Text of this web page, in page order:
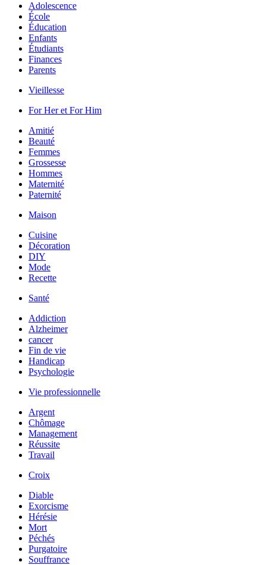
Adolescence
École
Éducation
Enfants
Étudiants
Finances
Parents
Vieillesse
For Her et For Him
Amitié
Beauté
Femmes
Grossesse
Hommes
Maternité
Paternité
Maison
Cuisine
Décoration
DIY
Mode
Recette
Santé
Addiction
Alzheimer
cancer
Fin de vie
Handicap
Psychologie
Vie professionnelle
Argent
Chômage
Management
Réussite
Travail
Croix
Diable
Exorcisme
Hérésie
Mort
Péchés
Purgatoire
Souffrance